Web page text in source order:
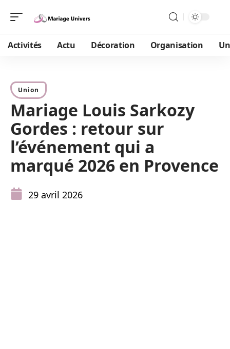
Activités Actu Décoration Organisation
Union
Mariage Louis Sarkozy
Gordes : retour sur
l’événement qui a
marqué 2026 en Provence
29 avril 2026